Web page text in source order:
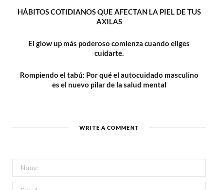
HÁBITOS COTIDIANOS QUE AFECTAN LA PIEL DE TUS
AXILAS
El glow up más poderoso comienza cuando eliges
cuidarte.
Rompiendo el tabú: Por qué el autocuidado masculino
es el nuevo pilar de la salud mental
WRITE A COMMENT